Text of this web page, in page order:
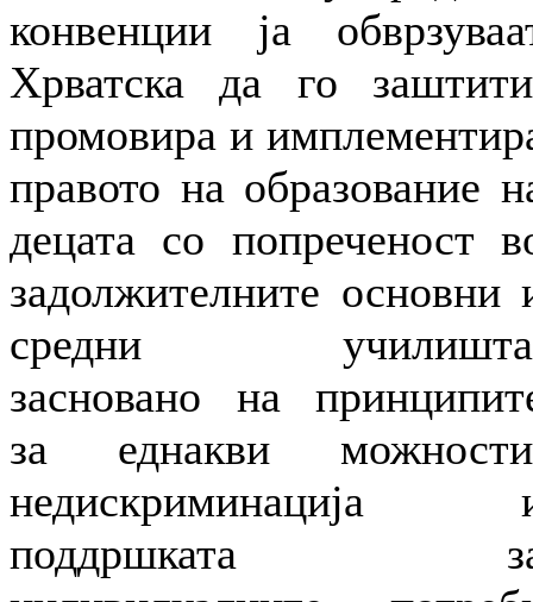
конвенции ја
Хрватска да го
промовира и
правото на образование
децата со попреченост
задолжителните основни
средни
засновано на
за еднакви
недискриминација
поддршката